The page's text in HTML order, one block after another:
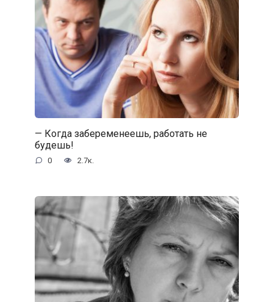
— Когда забеременеешь, работать не
будешь!
0 2.7к.